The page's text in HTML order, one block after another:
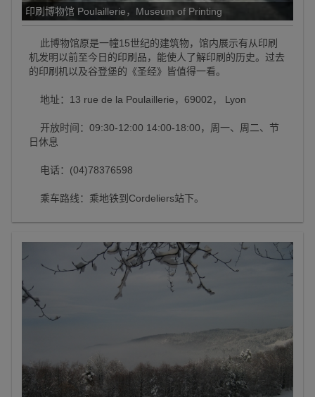
印刷博物馆 Poulaillerie，Museum of Printing
此博物馆原是一幢15世纪的建筑物，馆内展示有从印刷
机发明以前至今日的印刷品，能使人了解印刷的历史。过去
的印刷机以及谷登堡的《圣经》皆值得一看。
地址：13 rue de la Poulaillerie，69002， Lyon
开放时间：09:30-12:00 14:00-18:00，周一、周二、节
日休息
电话：(04)78376598
乘车路线：乘地铁到Cordeliers站下。